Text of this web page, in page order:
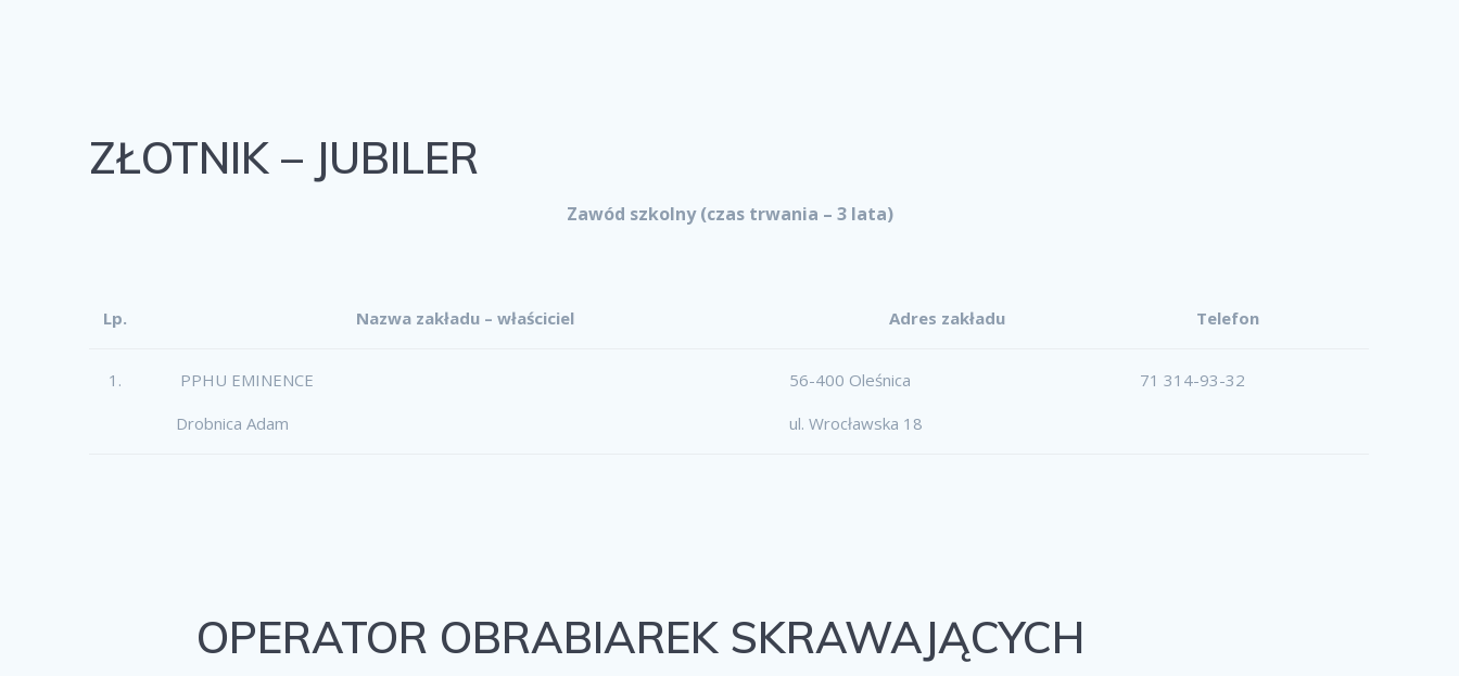
ZŁOTNIK – JUBILER
Zawód szkolny (czas trwania – 3 lata)
Lp. Nazwa zakładu – właściciel Adres zakładu Telefon
1.
PPHU EMINENCE
Drobnica Adam
56-400 Oleśnica
ul. Wrocławska 18
71 314-93-32
OPERATOR OBRABIAREK SKRAWAJĄCYCH